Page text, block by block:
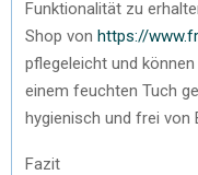
Funktionalität zu
Shop von https://
pflegeleicht und
einem feuchten Tuch
hygienisch und frei von
Fazit